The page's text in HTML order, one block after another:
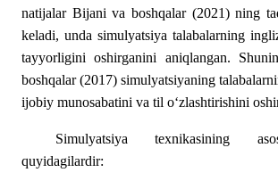
natijalar Bijani va boshqalar (2021) ning
keladi, unda simulyatsiya talabalarning
tayyorligini oshirganini aniqlangan.
boshqalar (2017) simulyatsiyaning
ijobiy munosabatini va til o‘zlashtirishini
Simulyatsiya texnikasining
quyidagilardir: